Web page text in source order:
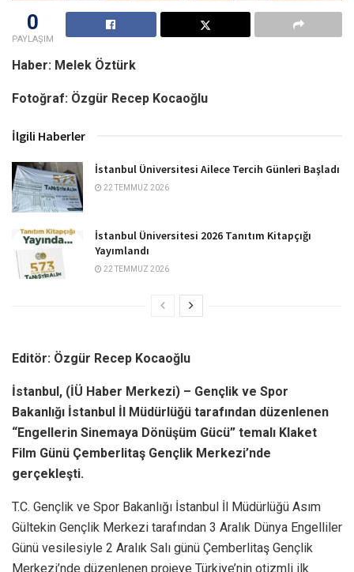
0
PAYLAŞIM
Haber: Melek Öztürk
Fotoğraf: Özgür Recep Kocaoğlu
İlgili Haberler
İstanbul Üniversitesi Ailece Tercih Günleri Başladı
22 TEMMUZ 2026
İstanbul Üniversitesi 2026 Tanıtım Kitapçığı
Yayımlandı
22 TEMMUZ 2026
Editör: Özgür Recep Kocaoğlu
İstanbul, (İÜ Haber Merkezi) – Gençlik ve Spor
Bakanlığı İstanbul İl Müdürlüğü tarafından düzenlenen
“Engellerin Sinemaya Dönüşüm Gücü” temalı Klaket
Film Günü Çemberlitaş Gençlik Merkezi’nde
gerçekleşti.
T.C. Gençlik ve Spor Bakanlığı İstanbul İl Müdürlüğü Asım
Gültekin Gençlik Merkezi tarafından 3 Aralık Dünya Engelliler
Günü vesilesiyle 2 Aralık Salı günü Çemberlitaş Gençlik
Merkezi’nde düzenlenen projeye Türkiye’nin otizmli ilk